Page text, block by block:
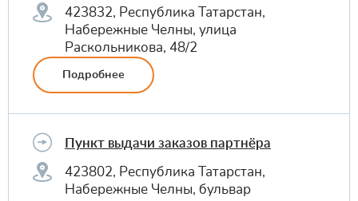
423832, Республика Татарстан,
Набережные Челны, улица
Раскольникова, 48/2
Подробнее
Пункт выдачи заказов партнёра
423802, Республика Татарстан,
Набережные Челны, бульвар